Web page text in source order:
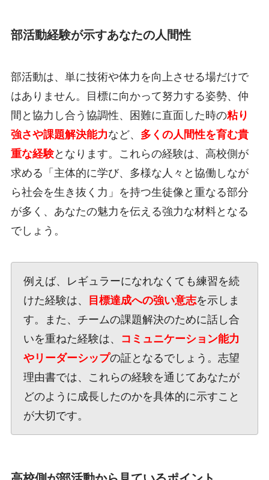
部活動経験が示すあなたの人間性
部活動は、単に技術や体力を向上させる場だけで
はありません。目標に向かって努力する姿勢、仲
間と協力し合う協調性、困難に直面した時の粘り
強さや課題解決能力など、 多くの人間性を育む貴
重な経験となります。これらの経験は、高校側が
求める「主体的に学び、多様な人々と協働しなが
ら社会を生き抜く力」を持つ生徒像と重なる部分
が多く、あなたの魅力を伝える強力な材料となる
でしょう。
例えば、レギュラーになれなくても練習を続
けた経験は、
目標達成への強い意志を示しま
す。また、チームの課題解決のために話し合
いを重ねた経験は、
コミュニケーション能力
やリーダーシップの証となるでしょう。志望
理由書では、これらの経験を通じてあなたが
どのように成長したのかを具体的に示すこと
が大切です。